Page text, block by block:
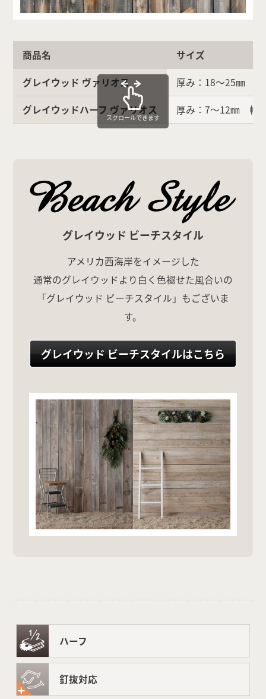
商品名
サイズ
グレイウッド ヴァリオス
厚み：18〜25㎜
グレイウッドハーフ ヴァリオス
厚み：7〜12㎜ 幅
スクロールできます
グレイウッド ビーチスタイル
アメリカ西海岸をイメージした
通常のグレイウッドより白く色褪せた風合いの
「グレイウッド ビーチスタイル」もございま
す。
グレイウッド ビーチスタイルはこちら
ハーフ
釘抜対応